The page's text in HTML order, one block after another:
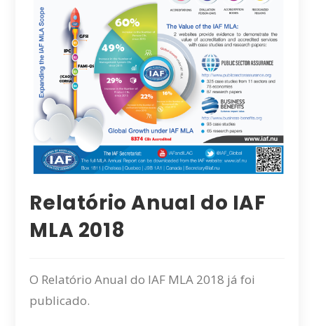
Relatório Anual do IAF
MLA 2018
O Relatório Anual do IAF MLA 2018 já foi
publicado.